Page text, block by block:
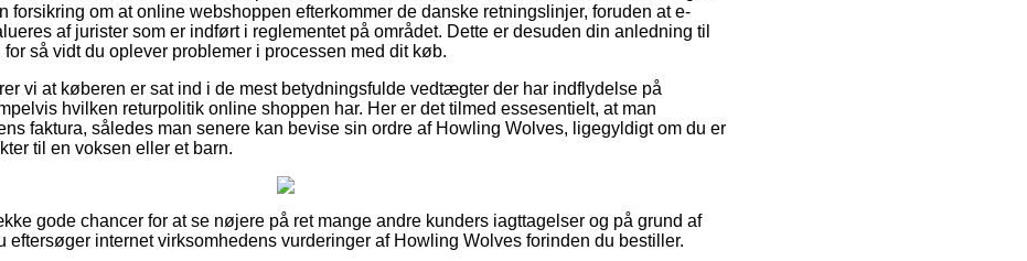
forsikring om at online webshoppen efterkommer de danske retningslinjer, foruden at e-
af jurister som er indført i reglementet på området. Dette er desuden din anledning til
så vidt du oplever problemer i processen med dit køb.
vi at køberen er sat ind i de mest betydningsfulde vedtægter der har indflydelse på
hvilken returpolitik online shoppen har. Her er det tilmed essesentielt, at man
faktura, således man senere kan bevise sin ordre af Howling Wolves, ligegyldigt om du er
til en voksen eller et barn.
gode chancer for at se nøjere på ret mange andre kunders iagttagelser og på grund af
eftersøger internet virksomhedens vurderinger af Howling Wolves forinden du bestiller.